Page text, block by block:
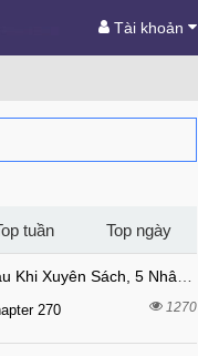
Tài khoản
tuần Top ngày
270 1270